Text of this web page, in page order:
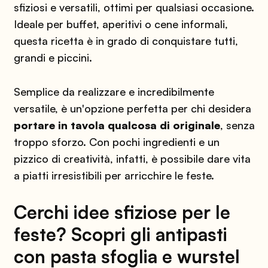
sfiziosi e versatili, ottimi per qualsiasi occasione.
Ideale per buffet, aperitivi o cene informali,
questa ricetta è in grado di conquistare tutti,
grandi e piccini.
Semplice da realizzare e incredibilmente
versatile, è un'opzione perfetta per chi desidera
portare in tavola qualcosa di originale, senza
troppo sforzo. Con pochi ingredienti e un
pizzico di creatività, infatti, è possibile dare vita
a piatti irresistibili per arricchire le feste.
Cerchi idee sfiziose per le
feste?​ Scopri gli antipasti
con pasta sfoglia e wurstel​